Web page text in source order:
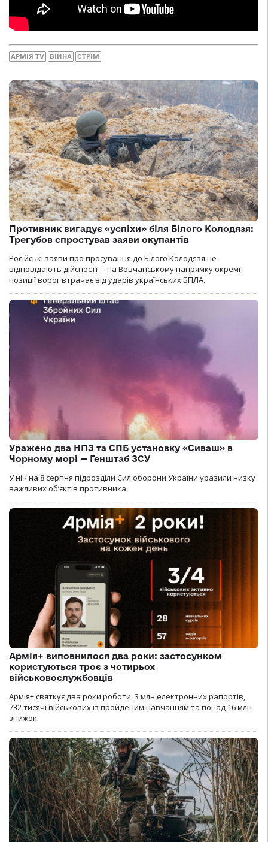
АРМІЯ TV ВІЙНА СТРІМ
Противник вигадує «успіхи» біля Білого Колодязя:
Трегубов спростував заяви окупантів
Російські заяви про просування до Білого Колодязя не
відповідають дійсності— на Вовчанському напрямку окремі
позиції ворог втрачає від ударів українських БПЛА.
Уражено два НПЗ та СПБ установку «Сиваш» в
Чорному морі — Генштаб ЗСУ
У ніч на 8 серпня підрозділи Сил оборони України уразили низку
важливих об’єктів противника.
Армія+ виповнилося два роки: застосунком
користуються троє з чотирьох
військовослужбовців
Армія+ святкує два роки роботи: 3 млн електронних рапортів,
732 тисячі військових із пройденим навчанням та понад 16 млн
знижок.